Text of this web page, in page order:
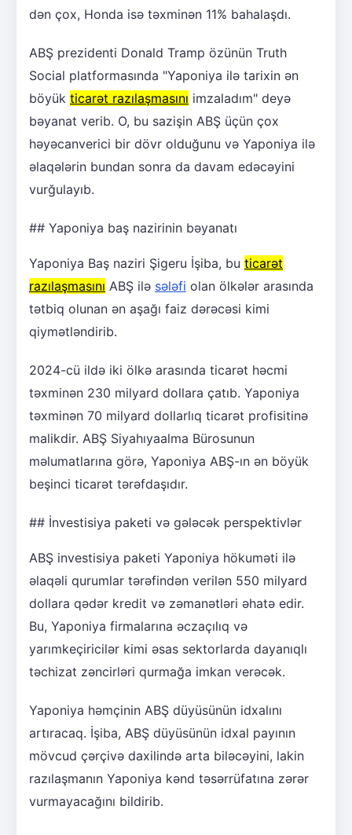
dən çox, Honda isə təxminən 11% bahalaşdı.
ABŞ prezidenti Donald Tramp özünün Truth
Social platformasında "Yaponiya ilə tarixin ən
böyük ticarət razılaşmasını imzaladım" deyə
bəyanat verib. O, bu sazişin ABŞ üçün çox
həyəcanverici bir dövr olduğunu və Yaponiya ilə
əlaqələrin bundan sonra da davam edəcəyini
vurğulayıb.
## Yaponiya baş nazirinin bəyanatı
Yaponiya Baş naziri Şigeru İşiba, bu ticarət
razılaşmasını ABŞ ilə sələfi olan ölkələr arasında
tətbiq olunan ən aşağı faiz dərəcəsi kimi
qiymətləndirib.
2024-cü ildə iki ölkə arasında ticarət həcmi
təxminən 230 milyard dollara çatıb. Yaponiya
təxminən 70 milyard dollarlıq ticarət profisitinə
malikdir. ABŞ Siyahıyaalma Bürosunun
məlumatlarına görə, Yaponiya ABŞ-ın ən böyük
beşinci ticarət tərəfdaşıdır.
## İnvestisiya paketi və gələcək perspektivlər
ABŞ investisiya paketi Yaponiya hökuməti ilə
əlaqəli qurumlar tərəfindən verilən 550 milyard
dollara qədər kredit və zəmanətləri əhatə edir.
Bu, Yaponiya firmalarına əczaçılıq və
yarımkeçiricilər kimi əsas sektorlarda dayanıqlı
təchizat zəncirləri qurmağa imkan verəcək.
Yaponiya həmçinin ABŞ düyüsünün idxalını
artıracaq. İşiba, ABŞ düyüsünün idxal payının
mövcud çərçivə daxilində arta biləcəyini, lakin
razılaşmanın Yaponiya kənd təsərrüfatına zərər
vurmayacağını bildirib.